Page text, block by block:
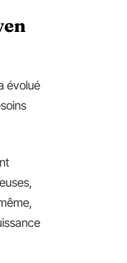
évolué